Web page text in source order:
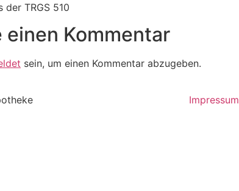
der TRGS 510
einen Kommentar
sein, um einen Kommentar abzugeben.
Impressum